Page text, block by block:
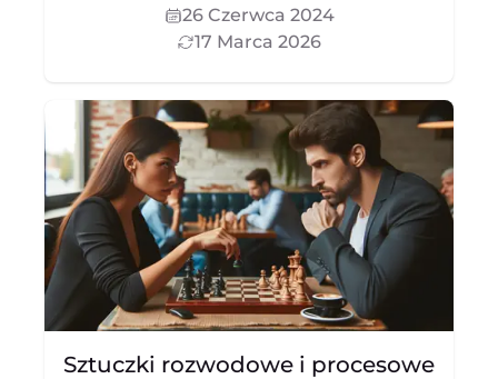
26 Czerwca 2024
17 Marca 2026
Sztuczki rozwodowe i procesowe